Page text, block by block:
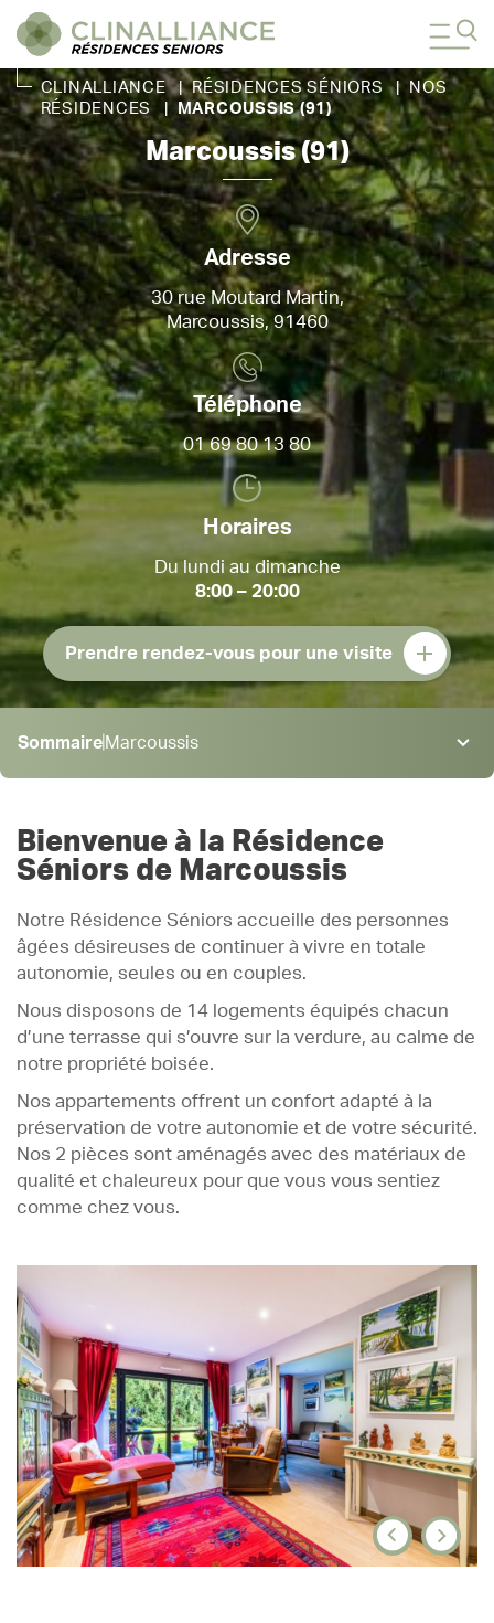
CLINALLIANCE | RÉSIDENCES SÉNIORS |
NOS
RÉSIDENCES
MARCOUSSIS (91)
Marcoussis (91)
Adresse
30 rue Moutard Martin,
Marcoussis, 91460
Téléphone
01 69 80 13 80
Horaires
Du lundi au dimanche
8:00 – 20:00
Prendre rendez-vous pour une visite
Sommaire Marcoussis
Marcoussis
Animations
Admission & tarifs
Actualités
Bienvenue à la Résidence
Séniors de Marcoussis
Notre Résidence Séniors accueille des personnes
âgées désireuses de continuer à vivre en totale
autonomie, seules ou en couples.
Nous disposons de 14 logements équipés chacun
d’une terrasse qui s’ouvre sur la verdure, au calme de
notre propriété boisée.
Nos appartements offrent un confort adapté à la
préservation de votre autonomie et de votre sécurité.
Nos 2 pièces sont aménagés avec des matériaux de
qualité et chaleureux pour que vous vous sentiez
comme chez vous.